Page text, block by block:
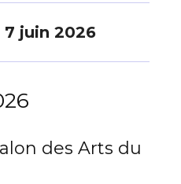
7 juin 2026
des Arts du